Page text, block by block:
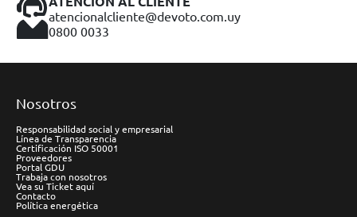
atencionalcliente@devoto.com.uy
0800 0033
Nosotros
Responsabilidad social y empresarial
Línea de Transparencia
Certificación ISO 50001
Proveedores
Portal GDU
Trabaja con nosotros
Vea su Ticket aquí
Contacto
Política energética